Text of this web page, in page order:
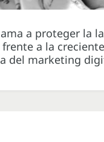
a proteger la
a la creciente
del marketing